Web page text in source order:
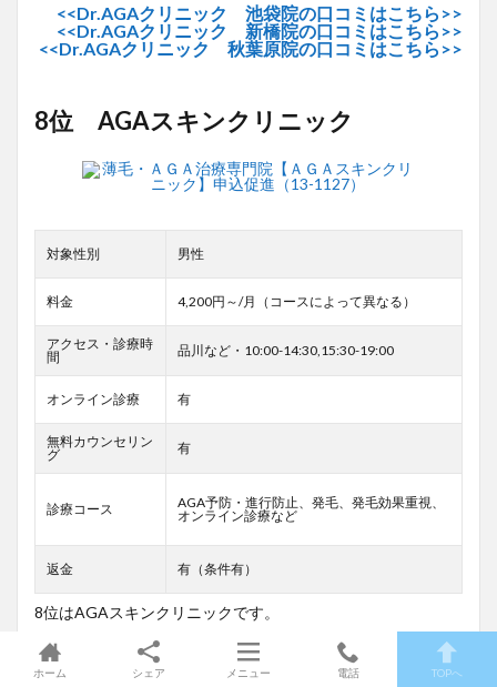
<<Dr.AGAクリニック 池袋院の口コミはこちら>>
<<Dr.AGAクリニック 新橋院の口コミはこちら>>
<<Dr.AGAクリニック 秋葉原院の口コミはこちら>>
8位 AGAスキンクリニック
対象性別 男性
料金 4,200円～/月（コースによって異なる）
アクセス・診療時
間
品川など・10:00-14:30,15:30-19:00
オンライン診療 有
無料カウンセリン
グ
有
診療コース
AGA予防・進行防止、発毛、発毛効果重視、
オンライン診療など
返金 有（条件有）
8位はAGAスキンクリニックです。
AGAスキンクリニックは、発毛・育毛治療に特化したAGA治
療専門病院で、 薬で手軽に治療を始められるものから、 ドク
ター施術による本格的な発毛治療が受けられるものまで幅広
ホーム シェア メニュー 電話 TOPへ